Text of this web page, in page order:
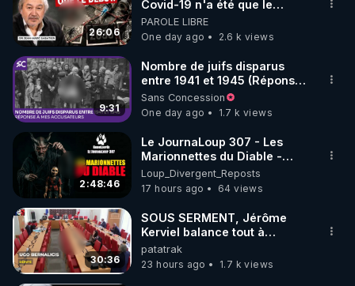
▶ 30 jours gratuit sur l’application de méditation et
de bien-être ENVOL :
Rendez-vous sur https://www.envol.app/code
le code : REGENERE
26:06
Covid-19 n'a été que le
début - L'ARNm & l'ARNm-aa
jusqu où auront-t-il ?
PAROLE LIBRE
One day ago
2.6 k views
9:31
Nombre de juifs disparus
entre 1941 et 1945 (Réponse
à mes accusateurs)
Sans Concession
One day ago
1.7 k views
2:48:46
Le JournaLoup 307 - Les
Marionnettes du Diable -
Loup Divergent 2026.08.07
Loup_Divergent_Reposts
17 hours ago
64 views
30:36
SOUS SERMENT, Jérôme
Kerviel balance tout à
l'Assemblée !
patatrak
23 hours ago
1.7 k views